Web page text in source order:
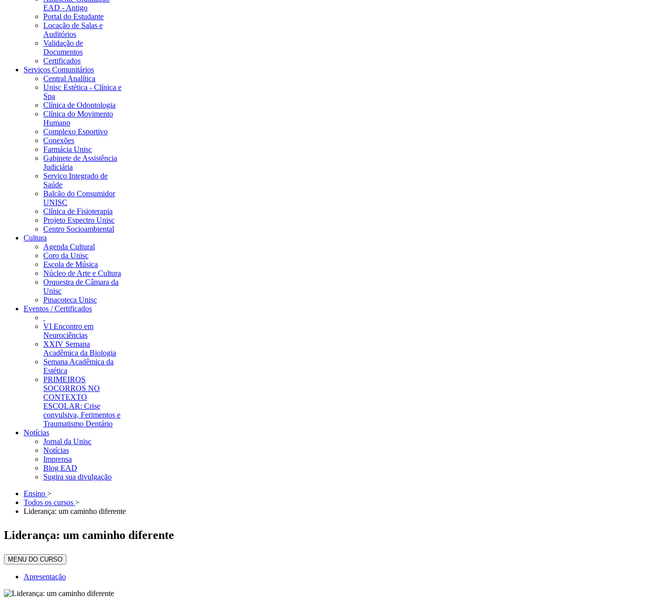
EAD - Antigo
Portal do Estudante
Locação de Salas e
Auditórios
Validação de
Documentos
Certificados
Serviços Comunitários
Central Analítica
Unisc Estética - Clínica e
Spa
Clínica de Odontologia
Clínica do Movimento
Humano
Complexo Esportivo
Conexões
Farmácia Unisc
Gabinete de Assistência
Judiciária
Serviço Integrado de
Saúde
Balcão do Consumidor
UNISC
Clínica de Fisioterapia
Projeto Espectro Unisc
Centro Socioambiental
Cultura
Agenda Cultural
Coro da Unisc
Escola de Música
Núcleo de Arte e Cultura
Orquestra de Câmara da
Unisc
Pinacoteca Unisc
Eventos / Certificados
VI Encontro em
Neurociências
XXIV Semana
Acadêmica da Biologia
Semana Acadêmica da
Estética
PRIMEIROS
SOCORROS NO
CONTEXTO
ESCOLAR: Crise
convulsiva, Ferimentos e
Traumatismo Dentário
Notícias
Jornal da Unisc
Notícias
Imprensa
Blog EAD
Sugira sua divulgação
Ensino >
Todos os cursos >
Liderança: um caminho diferente
Liderança: um caminho diferente
MENU DO CURSO
Apresentação